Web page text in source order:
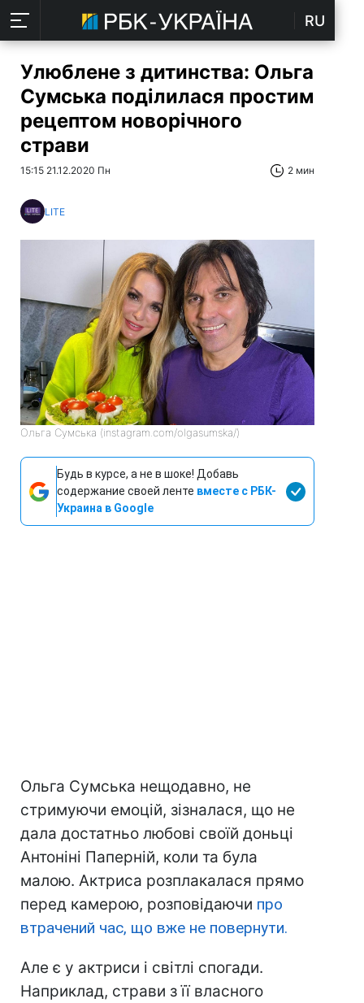
RU
Улюблене з дитинства: Ольга
Сумська поділилася простим
рецептом новорічного
страви
15:15 21.12.2020 Пн 2 мин
LITE
Ольга Сумська (instagram.com/olgasumska/)
Будь в курсе, а не в шоке! Добавь
содержание своей ленте вместе с РБК-
Украина в Google
Ольга Сумська нещодавно, не
стримуючи емоцій, зізналася, що не
дала достатньо любові своїй доньці
Антоніні Паперній, коли та була
малою. Актриса розплакалася прямо
перед камерою, розповідаючи про
втрачений час, що вже не повернути.
Але є у актриси і світлі спогади.
Наприклад, страви з її власного